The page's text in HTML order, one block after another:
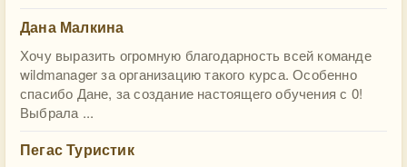
Дана Малкина
Хочу выразить огромную благодарность всей команде
wildmanager за организацию такого курса. Особенно
спасибо Дане, за создание настоящего обучения с 0!
Выбрала ...
Пегас Туристик